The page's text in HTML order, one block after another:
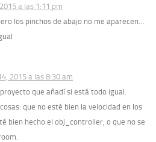
a las 1:11 pm
los pinchos de abajo no me aparecen…
2015 a las 8:30 am
que añadí si está todo igual.
que no esté bien la velocidad en los
bien hecho el obj_controller, o que no se